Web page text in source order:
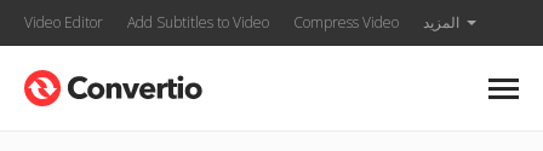
Video Editor Add Subtitles to Video Compress Video المزيد